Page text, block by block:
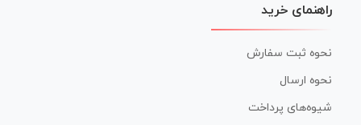
راهنمای خرید
نحوه ثبت سفارش
نحوه ارسال
شیوه‌های پرداخت